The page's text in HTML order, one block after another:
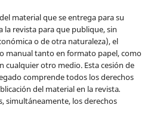
material que se entrega para su
la revista para que publique, sin
o de otra naturaleza), el
manual tanto en formato papel, como
cualquier otro medio. Esta cesión de
comprende todos los derechos
del material en la revista.
simultáneamente, los derechos